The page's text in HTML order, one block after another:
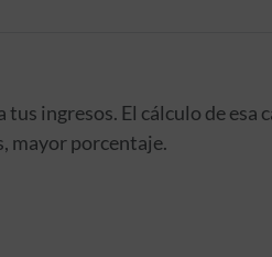
tus ingresos. El cálculo de
mayor porcentaje.